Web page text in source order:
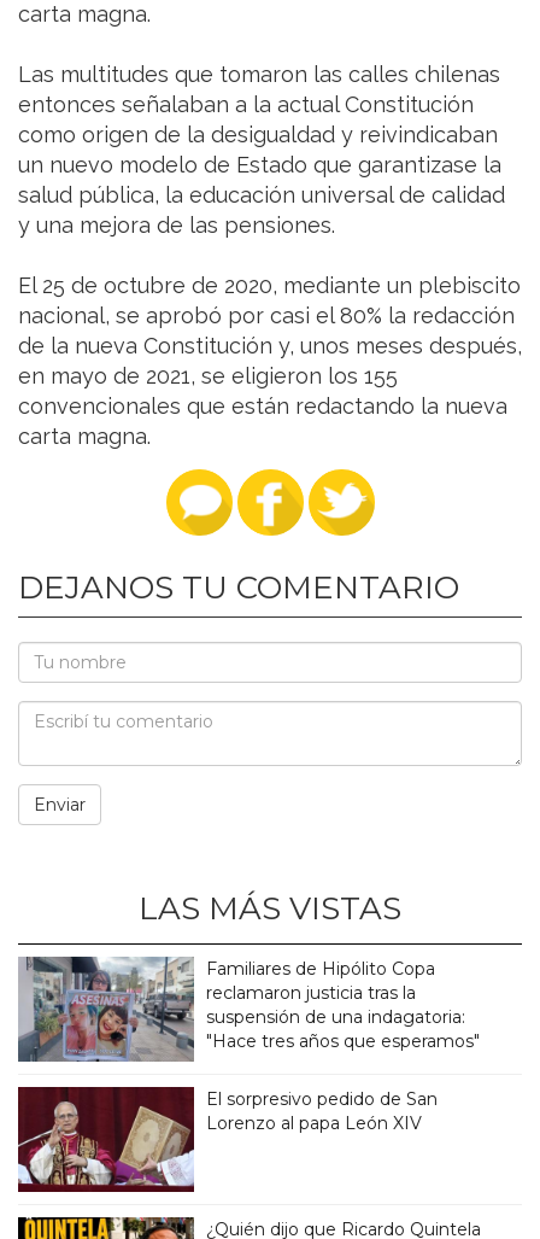
carta magna.
Las multitudes que tomaron las calles chilenas
entonces señalaban a la actual Constitución
como origen de la desigualdad y reivindicaban
un nuevo modelo de Estado que garantizase la
salud pública, la educación universal de calidad
y una mejora de las pensiones.
El 25 de octubre de 2020, mediante un plebiscito
nacional, se aprobó por casi el 80% la redacción
de la nueva Constitución y, unos meses después,
en mayo de 2021, se eligieron los 155
convencionales que están redactando la nueva
carta magna.
DEJANOS TU COMENTARIO
LAS MÁS VISTAS
Familiares de Hipólito Copa
reclamaron justicia tras la
suspensión de una indagatoria:
"Hace tres años que esperamos"
El sorpresivo pedido de San
Lorenzo al papa León XIV
¿Quién dijo que Ricardo Quintela